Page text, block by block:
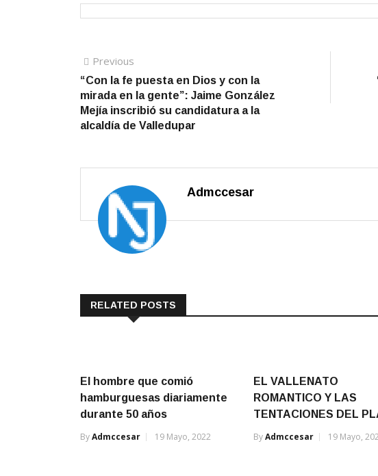
Navegación
de
entradas
Previous
post:
“Con la fe puesta en Dios y con la
mirada en la gente”: Jaime González
Mejía inscribió su candidatura a la
alcaldía de Valledupar
Admccesar
RELATED POSTS
El hombre que comió
hamburguesas diariamente
durante 50 años
ByAdmccesar 19 Mayo, 2022
EL VALLENATO
ROMANTICO Y LAS
TENTACIONES DEL
ByAdmccesar 19 Mayo,